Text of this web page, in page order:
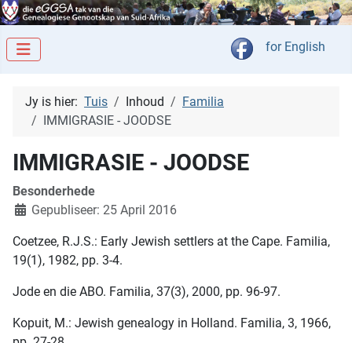
Kies jou taal
for English
Jy is hier: Tuis Inhoud
Familia
IMMIGRASIE - JOODSE
IMMIGRASIE - JOODSE
Besonderhede
Gepubliseer: 25 April 2016
Coetzee, R.J.S.: Early Jewish settlers at the Cape. Familia,
19(1), 1982, pp. 3-4.
Jode en die ABO. Familia, 37(3), 2000, pp. 96-97.
Kopuit, M.: Jewish genealogy in Holland. Familia, 3, 1966,